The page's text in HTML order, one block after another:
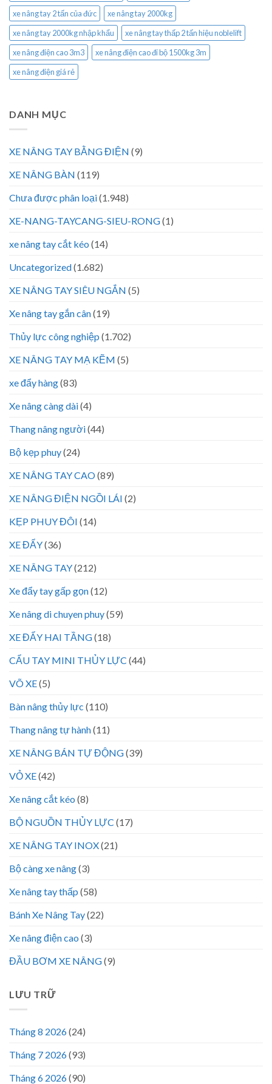
xe nâng tay 2 tấn của đức
xe nâng tay 2000kg
xe nâng tay 2000kg nhập khẩu
xe nâng tay thấp 2 tấn hiệu noblelift
xe nâng điện cao 3m3
xe nâng điện cao đi bộ 1500kg 3m
xe nâng điện giá rẻ
DANH MỤC
XE NÂNG TAY BẰNG ĐIỆN (9)
XE NÂNG BÀN (119)
Chưa được phân loại(1.948)
XE-NANG-TAYCANG-SIEU-RONG(1)
xe nâng tay cắt kéo (14)
Uncategorized(1.682)
XE NÂNG TAY SIÊU NGẮN (5)
Xe nâng tay gắn cân(19)
Thủy lực công nghiệp (1.702)
XE NÂNG TAY MẠ KẼM (5)
xe đẩy hàng(83)
Xe nâng càng dài(4)
Thang nâng người(44)
Bộ kẹp phuy(24)
XE NÂNG TAY CAO(89)
XE NÂNG ĐIỆN NGỒI LÁI (2)
KẸP PHUY ĐÔI (14)
XE ĐẨY(36)
XE NÂNG TAY(212)
Xe đẩy tay gấp gọn(12)
Xe nâng di chuyen phuy(59)
XE ĐẨY HAI TẦNG(18)
CẨU TAY MINI THỦY LỰC (44)
VÕ XE(5)
Bàn nâng thủy lực (110)
Thang nâng tự hành(11)
XE NÂNG BÁN TỰ ĐỘNG(39)
VỎ XE(42)
Xe nâng cắt kéo (8)
BỘ NGUỒN THỦY LỰC (17)
XE NÂNG TAY INOX(21)
Bộ càng xe nâng(3)
Xe nâng tay thấp (58)
Bánh Xe Nâng Tay(22)
Xe nâng điện cao (3)
ĐẦU BƠM XE NÂNG(9)
LƯU TRỮ
Tháng 8 2026(24)
Tháng 7 2026(93)
Tháng 6 2026(90)